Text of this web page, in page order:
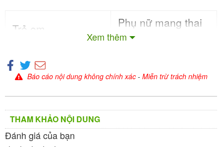
Xem thêm
Trẻ em Phụ nữ mang thai
Phụ nữ cho con bú
sĩ.
Dùng được.
Báo cáo nội dung không chính xác- Miễn trừ trách nhiệm
THAM KHẢO NỘI DUNG
Đánh giá của bạn